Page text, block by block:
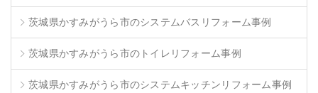
茨城県かすみがうら市のシステムバスリフォーム事例
茨城県かすみがうら市のトイレリフォーム事例
茨城県かすみがうら市のシステムキッチンリフォーム事例